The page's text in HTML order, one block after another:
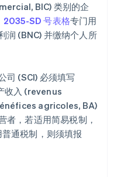
BIC) 类别的企
2035-SD 号表格专门用
润 (BNC) 并缴纳个人所
司 (SCI) 必须填写
收入 (revenus
agricoles, BA)
者，若适用简易税制，
普通税制，则须填报